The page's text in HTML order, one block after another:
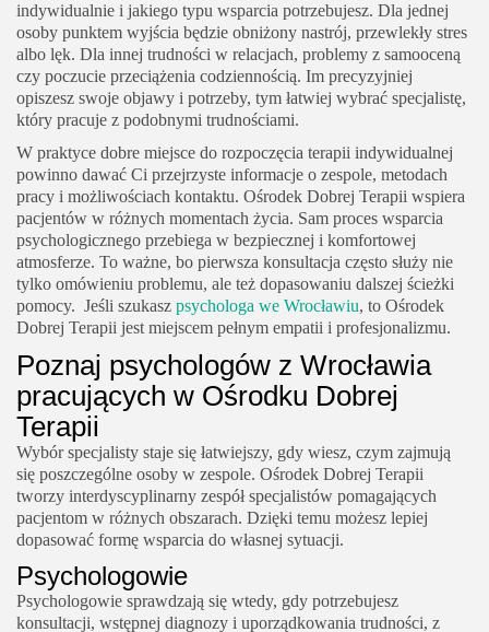
indywidualnie i jakiego typu wsparcia potrzebujesz. Dla jednej
osoby punktem wyjścia będzie obniżony nastrój, przewlekły stres
albo lęk. Dla innej trudności w relacjach, problemy z samooceną
czy poczucie przeciążenia codziennością. Im precyzyjniej
opiszesz swoje objawy i potrzeby, tym łatwiej wybrać specjalistę,
który pracuje z podobnymi trudnościami.
W praktyce dobre miejsce do rozpoczęcia terapii indywidualnej
powinno dawać Ci przejrzyste informacje o zespole, metodach
pracy i możliwościach kontaktu. Ośrodek Dobrej Terapii wspiera
pacjentów w różnych momentach życia. Sam proces wsparcia
psychologicznego przebiega w bezpiecznej i komfortowej
atmosferze. To ważne, bo pierwsza konsultacja często służy nie
tylko omówieniu problemu, ale też dopasowaniu dalszej ścieżki
pomocy. Jeśli szukasz psychologa we Wrocławiu, to Ośrodek
Dobrej Terapii jest miejscem pełnym empatii i profesjonalizmu.
Poznaj psychologów z Wrocławia
pracujących w Ośrodku Dobrej
Terapii
Wybór specjalisty staje się łatwiejszy, gdy wiesz, czym zajmują
się poszczególne osoby w zespole. Ośrodek Dobrej Terapii
tworzy interdyscyplinarny zespół specjalistów pomagających
pacjentom w różnych obszarach. Dzięki temu możesz lepiej
dopasować formę wsparcia do własnej sytuacji.
Psychologowie
Psychologowie sprawdzają się wtedy, gdy potrzebujesz
konsultacji, wstępnej diagnozy i uporządkowania trudności, z